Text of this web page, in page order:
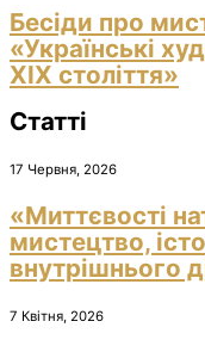
Бесіди про
«Українські
ХІХ століття»
Статті
17 Червня, 2026
«Миттєвості
мистецтво,
внутрішнього
7 Квітня, 2026